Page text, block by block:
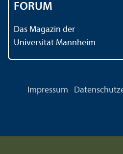
FORUM
Das Magazin der
Universität Mannheim
Impressum